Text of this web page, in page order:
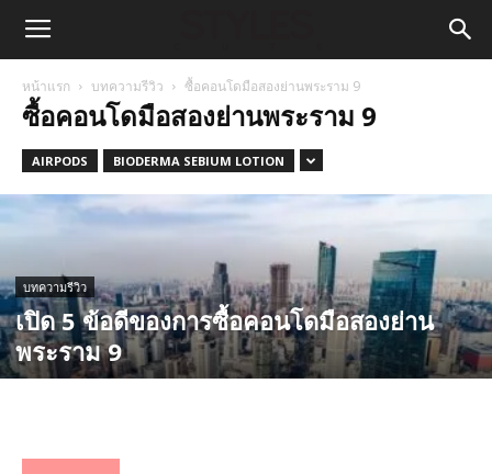
หน้าแรก บทความรีวิว ซื้อคอนโดมือสองย่านพระราม 9
ซื้อคอนโดมือสองย่านพระราม 9
AIRPODS BIODERMA SEBIUM LOTION
บทความรีวิว
เปิด 5 ข้อดีของการซื้อคอนโดมือสองย่าน
พระราม 9